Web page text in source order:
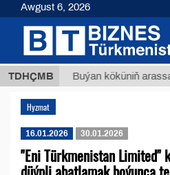
TDHÇMB
ТМТ Buýan köküniň
Hyzmat
16.01.2026 30.01.2026
"Eni Türkmenistan Limited"
Awgust 6, 2026